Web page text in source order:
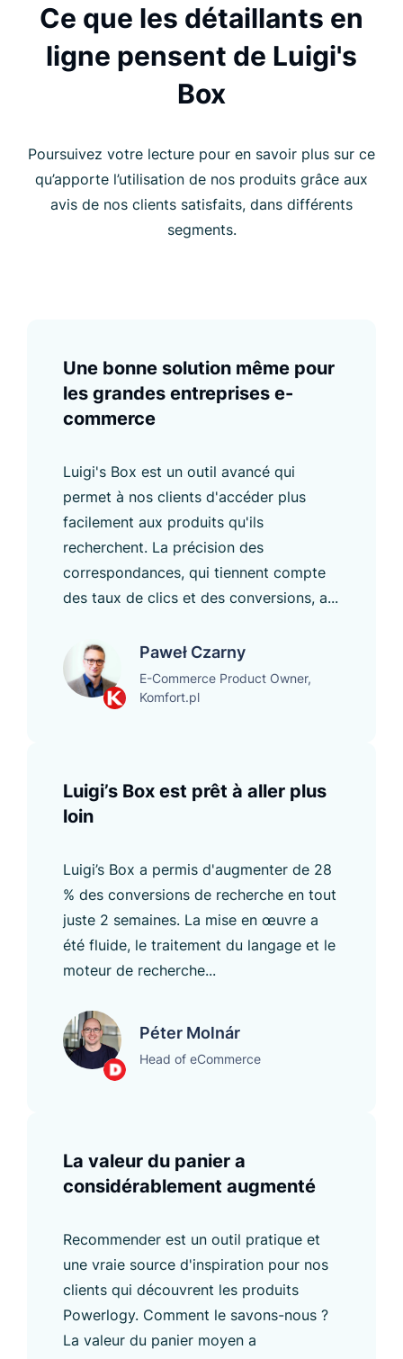
Ce que les détaillants en
ligne pensent de Luigi's
Box
Poursuivez votre lecture pour en savoir plus sur ce
qu’apporte l’utilisation de nos produits grâce aux
avis de nos clients satisfaits, dans différents
segments.
Une bonne solution même pour
les grandes entreprises e-
commerce
Luigi's Box est un outil avancé qui
permet à nos clients d'accéder plus
facilement aux produits qu'ils
recherchent. La précision des
correspondances, qui tiennent compte
des taux de clics et des conversions, a...
Paweł Czarny
E-Commerce Product Owner,
Komfort.pl
Luigi’s Box est prêt à aller plus
loin
Luigi’s Box a permis d'augmenter de 28
% des conversions de recherche en tout
juste 2 semaines. La mise en œuvre a
été fluide, le traitement du langage et le
moteur de recherche...
Péter Molnár
Head of eCommerce
La valeur du panier a
considérablement augmenté
Recommender est un outil pratique et
une vraie source d'inspiration pour nos
clients qui découvrent les produits
Powerlogy. Comment le savons-nous ?
La valeur du panier moyen a